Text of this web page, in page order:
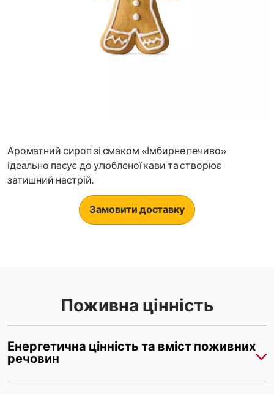
Ароматний сироп зі смаком «Імбирне печиво»
ідеально пасує до улюбленої кави та створює
затишний настрій.
Замовити доставку
Поживна цінність
Енергетична цінність та вміст поживних
речовин